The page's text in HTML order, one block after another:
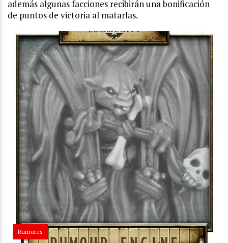
además algunas facciones recibirán una bonificación
de puntos de victoria al matarlas.
Rumores